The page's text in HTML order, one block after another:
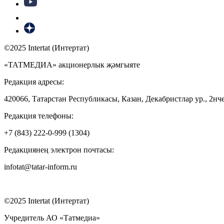
©2025 Intertat (Интертат)
«ТАТМЕДИА» акционерлык җәмгыяте
Редакция адресы:
420066, Татарстан Республикасы, Казан, Декабристлар ур.,
Редакция телефоны:
+7 (843) 222-0-999 (1304)
Редакциянең электрон почтасы:
infotat@tatar-inform.ru
©2025 Intertat (Интертат)
Учредитель АО «Татмедиа»